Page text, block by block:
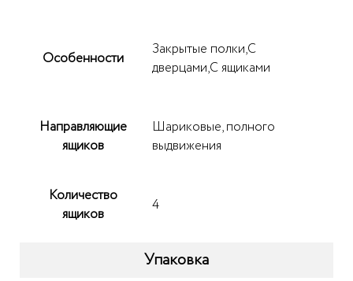
Особенности
Закрытые полки,С
дверцами,С ящиками
Направляющие
ящиков
Шариковые, полного
выдвижения
Количество
ящиков
4
Упаковка